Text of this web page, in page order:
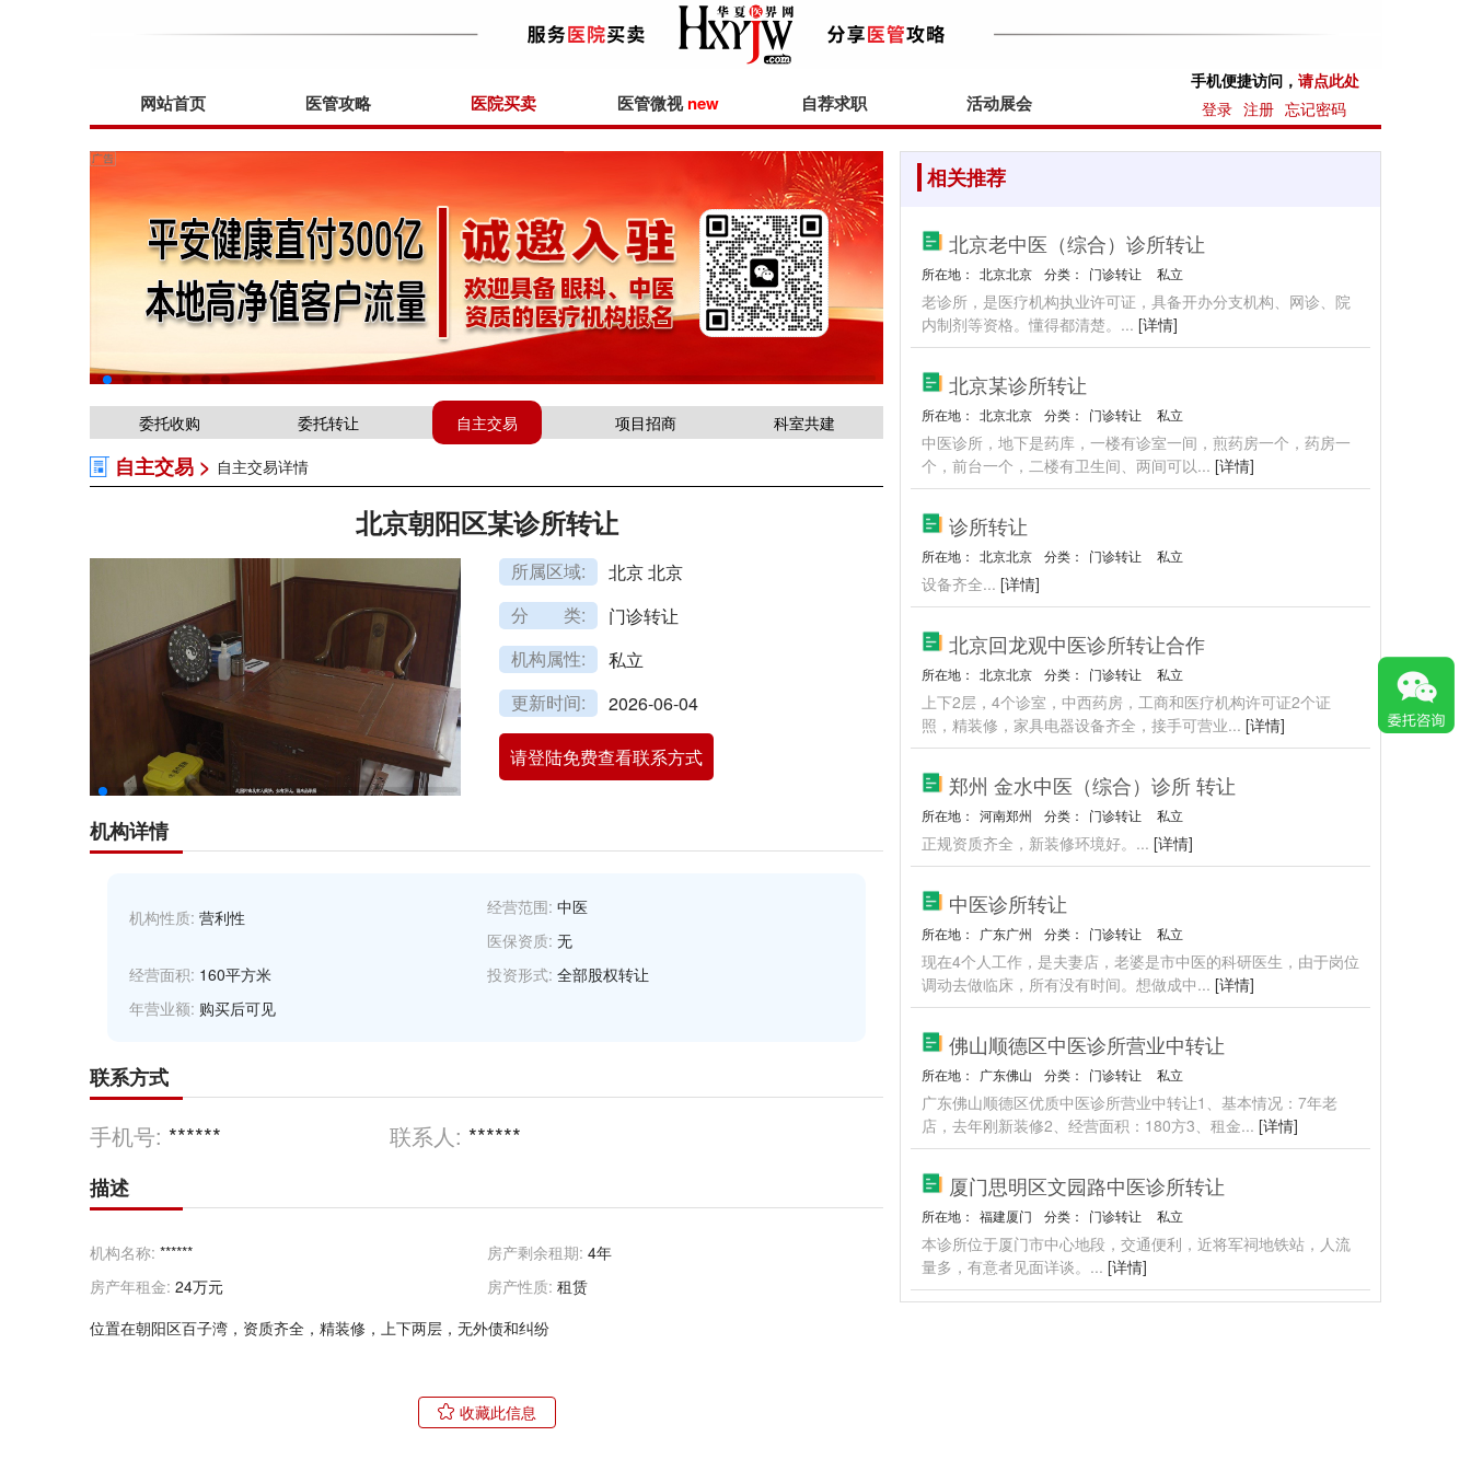
网站首页 医管攻略 医院买卖 医管微视new 自荐求职 活动展会
手机便捷访问， 请点此处
登录 注册 忘记密码
委托收购 委托转让 自主交易 项目招商 科室共建
自主交易 > 自主交易详情
北京朝阳区某诊所转让
所属区域:
北京 北京
分 类:
门诊转让
机构属性:
私立
更新时间:
2026-06-04
请登陆免费查看联系方式
机构详情
经营范围: 中医
机构性质: 营利性
医保资质: 无
经营面积: 160平方米 投资形式: 全部股权转让
年营业额: 购买后可见
联系方式
手机号: ****** 联系人: ******
描述
机构名称: ****** 房产剩余租期: 4年
房产年租金: 24万元 房产性质: 租赁
位置在朝阳区百子湾，资质齐全，精装修，上下两层，无外债和纠纷
收藏此信息
相关推荐
北京老中医（综合）诊所转让
所在地： 北京北京 分类： 门诊转让 私立
老诊所，是医疗机构执业许可证，具备开办分支机构、网诊、院
内制剂等资格。懂得都清楚。 ... [详情]
北京某诊所转让
所在地： 北京北京 分类： 门诊转让 私立
中医诊所，地下是药库，一楼有诊室一间，煎药房一个，药房一
个，前台一个，二楼有卫生间、两间可以... [详情]
诊所转让
所在地： 北京北京 分类： 门诊转让 私立
设备齐全... [详情]
北京回龙观中医诊所转让合作
所在地： 北京北京 分类： 门诊转让 私立
上下2层，4个诊室，中西药房，工商和医疗机构许可证2个证
照，精装修，家具电器设备齐全，接手可营业... [详情]
郑州 金水中医（综合）诊所 转让
所在地： 河南郑州 分类： 门诊转让 私立
正规资质齐全，新装修环境好。 ... [详情]
中医诊所转让
所在地： 广东广州 分类： 门诊转让 私立
现在4个人工作，是夫妻店，老婆是市中医的科研医生，由于岗位
调动去做临床，所有没有时间。想做成中... [详情]
佛山顺德区中医诊所营业中转让
所在地： 广东佛山 分类： 门诊转让 私立
广东佛山顺德区优质中医诊所营业中转让1、基本情况：7年老
店，去年刚新装修2、经营面积：180方3、租金... [详情]
厦门思明区文园路中医诊所转让
所在地： 福建厦门 分类： 门诊转让 私立
本诊所位于厦门市中心地段，交通便利，近将军祠地铁站，人流
量多，有意者见面详谈。 ... [详情]